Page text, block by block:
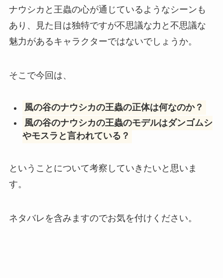
ナウシカと王蟲の心が通じているようなシーンも
あり、見た目は独特ですが不思議な力と不思議な
魅力があるキャラクターではないでしょうか。
そこで今回は、
風の谷のナウシカの王蟲の正体は何なのか？
風の谷のナウシカの王蟲のモデルはダンゴムシ
やモスラと言われている？
ということについて考察していきたいと思いま
す。
ネタバレを含みますのでお気を付けください。